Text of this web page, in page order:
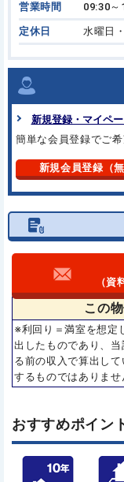
営業時間 09:30～
定休日 水曜日・
新規登録・マイペ
簡単な会員登録でご
新規会員登録（無
（資
この
※利回り＝満室を想
出したものであり、
る前の収入で算出し
するものではありませ
おすすめポイン